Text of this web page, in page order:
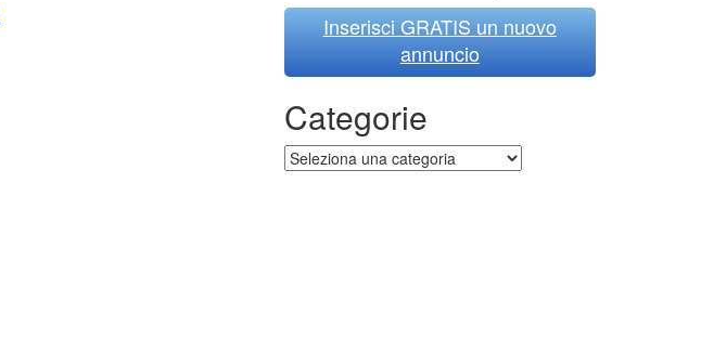
Inserisci GRATIS un nuovo
annuncio
Categorie
Categorie